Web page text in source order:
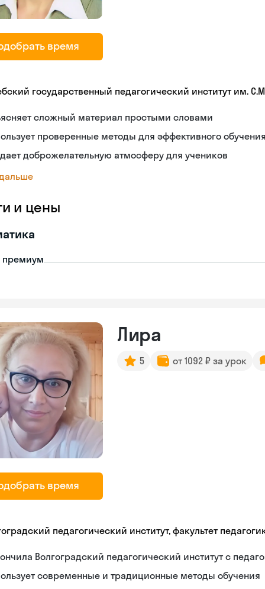
время
государственный педагогический институт им.
сложный материал простыми словами
проверенные методы для эффективного
доброжелательную атмосферу для учеников
и цены
премиум
время
Лира
5 от 1092 ₽ за урок
педагогический институт, факультет
Волгоградский педагогический институт с
современные и традиционные методы обучения